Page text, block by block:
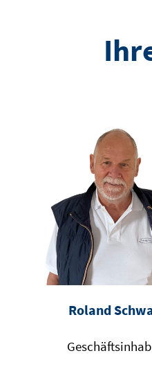
Roland